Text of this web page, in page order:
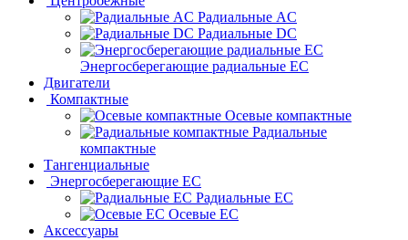
Радиальные AC
Радиальные DC
Энергосберегающие радиальные EC
Двигатели
Компактные
Осевые компактные
Радиальные
компактные
Тангенциальные
Энергосберегающие EC
Радиальные EC
Осевые EC
Аксессуары